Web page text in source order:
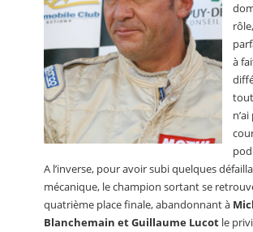
à
A l’inverse, pour avoir subi quelques
mécanique, le champion sortant se
quatrième place finale, abandonnant à
Blanchemain et Guillaume Lucot le